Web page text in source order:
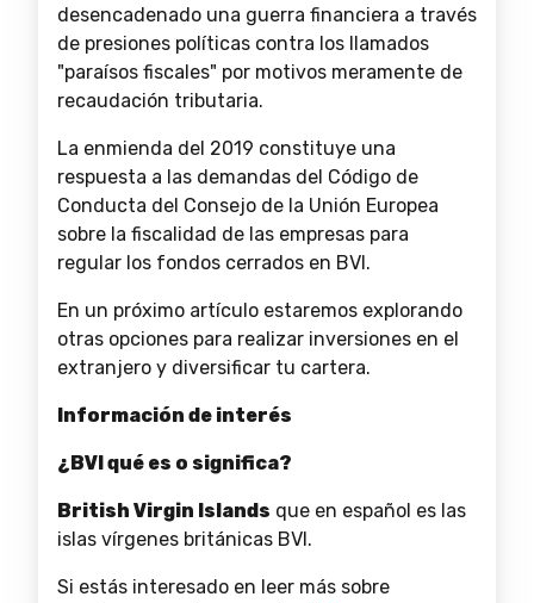
desencadenado una guerra financiera a través
de presiones políticas contra los llamados
"paraísos fiscales" por motivos meramente de
recaudación tributaria.
La enmienda del 2019 constituye una
respuesta a las demandas del Código de
Conducta del Consejo de la Unión Europea
sobre la fiscalidad de las empresas para
regular los fondos cerrados en BVI.
En un próximo artículo estaremos explorando
otras opciones para realizar inversiones en el
extranjero y diversificar tu cartera.
Información de interés
¿BVI qué es o significa?
British Virgin Islands que en español es las
islas vírgenes británicas BVI.
Si estás interesado en leer más sobre